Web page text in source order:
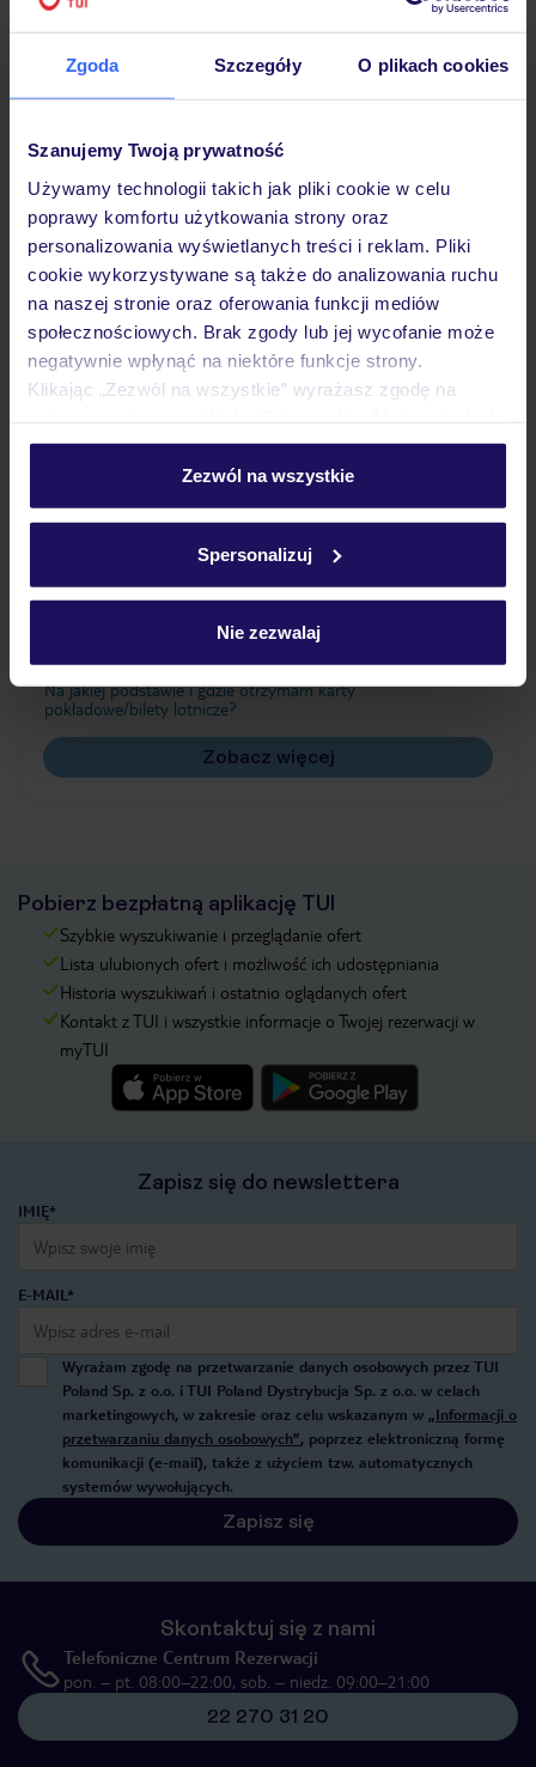
Zgoda Szczegóły O plikach cookies
Szanujemy Twoją prywatność
Używamy technologii takich jak pliki cookie w celu
poprawy komfortu użytkowania strony oraz
personalizowania wyświetlanych treści i reklam. Pliki
cookie wykorzystywane są także do analizowania ruchu
na naszej stronie oraz oferowania funkcji mediów
społecznościowych. Brak zgody lub jej wycofanie może
negatywnie wpłynąć na niektóre funkcje strony.
Klikając „Zezwól na wszystkie” wyrażasz zgodę na
personalizować swój wybór wchodząc w zakładkę
Szczegółowe informacje o plikach cookie znajdziesz
Zezwól na wszystkie
Spersonalizuj
Nie zezwalaj
Pokoje
Wyżywienie
Atrakcje
Ważne informacje
Często zadawane pytania
Jak zmienić uczestników/osobę zgłaszającą?
Czy w Hotelu będzie przedstawiciel TUI?
Na jakiej podstawie i gdzie otrzymam karty
pokładowe/bilety lotnicze?
Zobacz więcej
Pobierz bezpłatną aplikację TUI
Szybkie wyszukiwanie i przeglądanie ofert
Lista ulubionych ofert i możliwość ich udostępniania
Historia wyszukiwań i ostatnio oglądanych ofert
Kontakt z TUI i wszystkie informacje o Twojej rezerwacji w
myTUI
Zapisz się do newslettera
IMIĘ*
E-MAIL*
Wyrażam zgodę na przetwarzanie danych osobowych przez TUI
Poland Sp. z o.o. i TUI Poland Dystrybucja Sp. z o.o. w celach
marketingowych, w zakresie oraz celu wskazanym w „Informacji o
przetwarzaniu danych osobowych”, poprzez elektroniczną formę
komunikacji (e-mail), także z użyciem tzw. automatycznych
systemów wywołujących.
Zapisz się
Skontaktuj się z nami
Telefoniczne Centrum Rezerwacji
pon. – pt. 08:00–22:00, sob. – niedz. 09:00–21:00
22 270 31 20